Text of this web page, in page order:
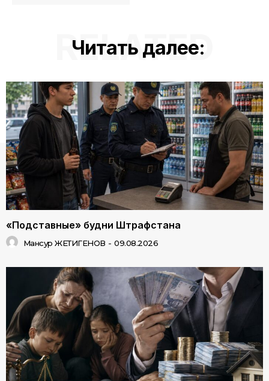
Читать далее:
RELATED
«Подставные» будни Штрафстана
Мансур ЖЕТИГЕНОВ - 09.08.2026